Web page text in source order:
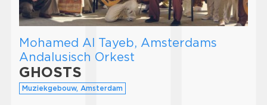
Mohamed Al Tayeb, Amsterdams
Andalusisch Orkest
GHOSTS
Muziekgebouw, Amsterdam